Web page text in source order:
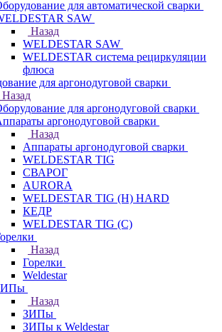
для автоматической сварки
SAW
Назад
WELDESTAR SAW
WELDESTAR система рециркуляции
флюса
для аргонодуговой сварки
Назад
для аргонодуговой сварки
аргонодуговой сварки
Назад
Аппараты аргонодуговой сварки
WELDESTAR TIG
СВАРОГ
AURORA
WELDESTAR TIG (H) HARD
КЕДР
WELDESTAR TIG (С)
Назад
Горелки
Weldestar
Назад
ЗИПы
ЗИПы к Weldestar